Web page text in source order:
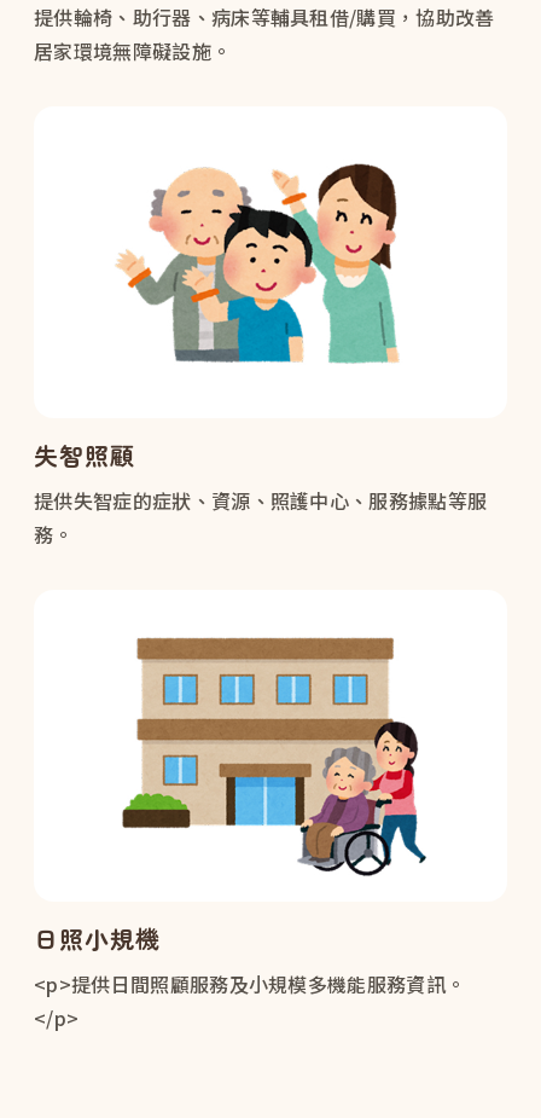
提供輪椅、助行器、病床等輔具租借/購買，協助改善
居家環境無障礙設施。
失智照顧
提供失智症的症狀、資源、照護中心、服務據點等服
務。
日照小規機
<p>提供日間照顧服務及小規模多機能服務資訊。
</p>